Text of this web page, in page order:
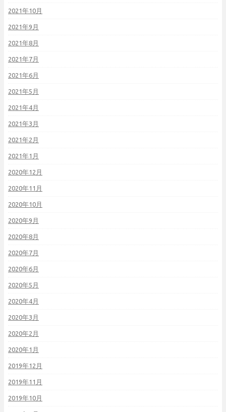
2021年10月
2021年9月
2021年8月
2021年7月
2021年6月
2021年5月
2021年4月
2021年3月
2021年2月
2021年1月
2020年12月
2020年11月
2020年10月
2020年9月
2020年8月
2020年7月
2020年6月
2020年5月
2020年4月
2020年3月
2020年2月
2020年1月
2019年12月
2019年11月
2019年10月